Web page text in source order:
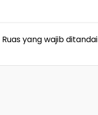
Ruas yang wajib ditandai